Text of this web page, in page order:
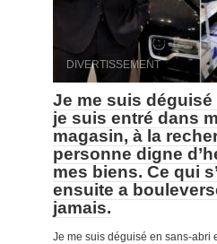
DIVERTISSEMENT
Je me suis
je suis entré dans
magasin, à la
personne digne
mes biens. Ce qui
ensuite a
jamais.
Je me suis déguisé en sans-abri